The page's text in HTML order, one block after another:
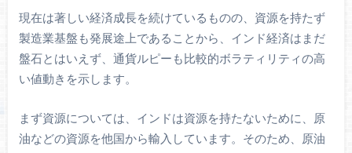
現在は著しい経済成長を続けているものの、資源を持たず
製造業基盤も発展途上であることから、インド経済はまだ
盤石とはいえず、通貨ルピーも比較的ボラティリティの高
い値動きを示します。
まず資源については、インドは資源を持たないために、原
油などの資源を他国から輸入しています。そのため、原油